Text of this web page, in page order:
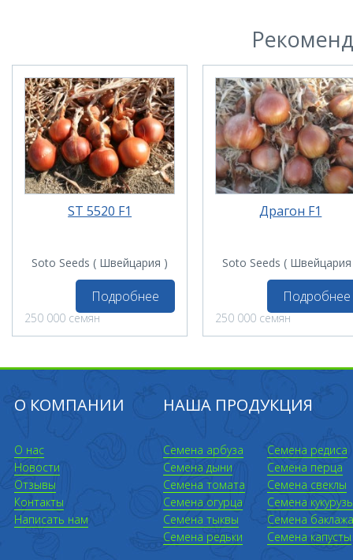
ST 5520 F1
Soto Seeds ( Швейцария )
Подробнее
250 000 семян
Драгон F1
Soto Seeds (
Подробнее
250 000 семян
О КОМПАНИИ НАША ПРОДУКЦИЯ
О нас
Новости
Отзывы
Контакты
Написать нам
Семена арбуза
Семена дыни
Семена томата
Семена огурца
Семена тыквы
Семена редьки
Семена редиса
Семена перца
Семена свеклы
Семена
Семена
Семена капусты